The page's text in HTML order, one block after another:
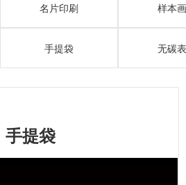
名片印刷 样本
手提袋 无碳
手提袋